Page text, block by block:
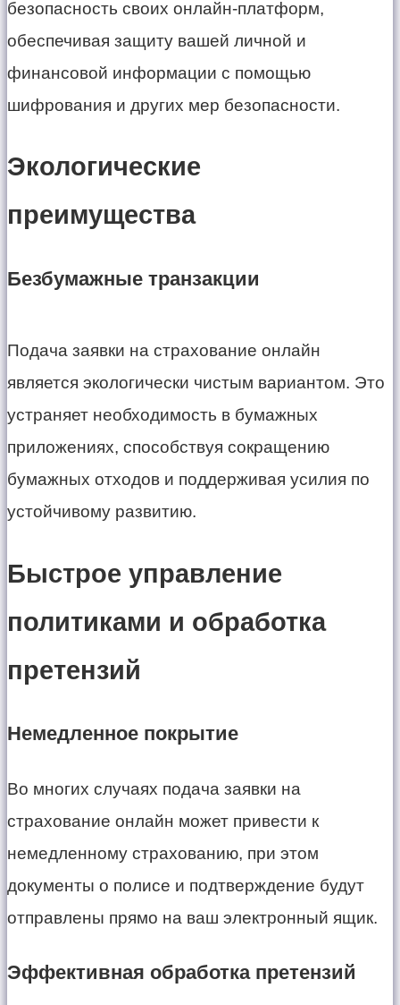
безопасность своих онлайн-платформ,
обеспечивая защиту вашей личной и
финансовой информации с помощью
шифрования и других мер безопасности.
Экологические
преимущества
Безбумажные транзакции
Подача заявки на страхование онлайн
является экологически чистым вариантом. Это
устраняет необходимость в бумажных
приложениях, способствуя сокращению
бумажных отходов и поддерживая усилия по
устойчивому развитию.
Быстрое управление
политиками и обработка
претензий
Немедленное покрытие
Во многих случаях подача заявки на
страхование онлайн может привести к
немедленному страхованию, при этом
документы о полисе и подтверждение будут
отправлены прямо на ваш электронный ящик.
Эффективная обработка претензий